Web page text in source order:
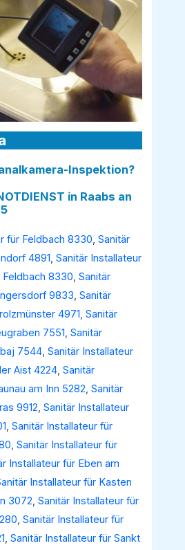
Inspektion?
in Raabs an
für Feldbach 8330,Sanitär
4891,Sanitär Installateur
8330,Sanitär
9833,Sanitär
4971,Sanitär
7551,Sanitär
7544,Sanitär Installateur
Aist 4224,Sanitär
am Inn 5282,Sanitär
9912,Sanitär Installateur
,Sanitär Installateur für
,Sanitär Installateur für
Installateur für Eben am
Installateur für Kasten
3072,Sanitär Installateur für
,Sanitär Installateur für
,Sanitär Installateur für Sankt